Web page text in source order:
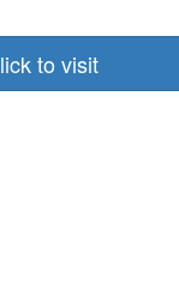
to visit